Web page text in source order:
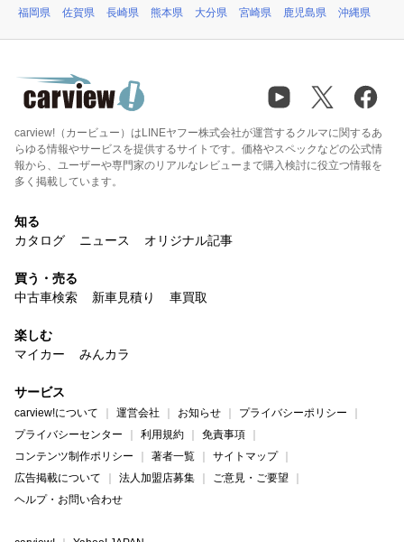
福岡県
佐賀県 長崎県 熊本県 大分県 宮崎県 鹿児島県 沖縄県
carview!（カービュー）はLINEヤフー株式会社が運営するクルマに関するあ
らゆる情報やサービスを提供するサイトです。価格やスペックなどの公式情
報から、ユーザーや専門家のリアルなレビューまで購入検討に役立つ情報を
多く掲載しています。
知る
カタログ
ニュース オリジナル記事
買う・売る
中古車検索
新車見積り 車買取
楽しむ
マイカー
みんカラ
サービス
carview!について 運営会社 お知らせ
プライバシーポリシー
プライバシーセンター
利用規約
免責事項
コンテンツ制作ポリシー
著者一覧
サイトマップ
広告掲載について
法人加盟店募集
ご意見・ご要望
ヘルプ・お問い合わせ